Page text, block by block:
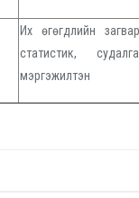
Их өгөгдлийн
статистик,
мэргэжилтэн